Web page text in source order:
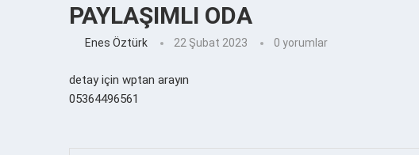
PAYLAŞIMLI ODA
Enes Öztürk 22 Şubat 2023 0 yorumlar
detay için wptan arayın
05364496561